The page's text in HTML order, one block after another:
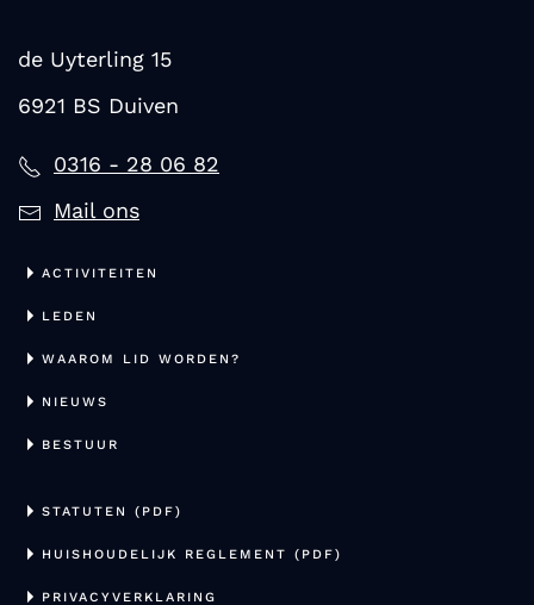
de Uyterling 15
6921 BS Duiven
0316 - 28 06 82
Mail ons
ACTIVITEITEN
LEDEN
WAAROM LID WORDEN?
NIEUWS
BESTUUR
STATUTEN (PDF)
HUISHOUDELIJK REGLEMENT (PDF)
PRIVACYVERKLARING